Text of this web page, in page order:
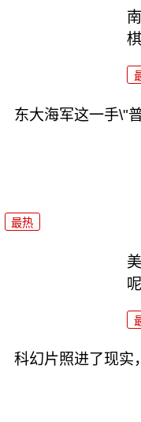
东大海军这一手\"
最热
科幻片照进了现实